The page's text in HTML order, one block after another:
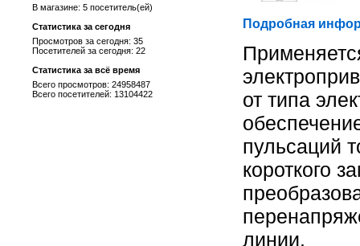
В магазине: 5 посетитель(ей)
Статистика за сегодня
Просмотров за сегодня: 35
Посетителей за сегодня: 22
Статистика за всё время
Всего просмотров: 24958487
Всего посетителей: 13104422
Подробная
от типа
пульсаций
короткого
линии.